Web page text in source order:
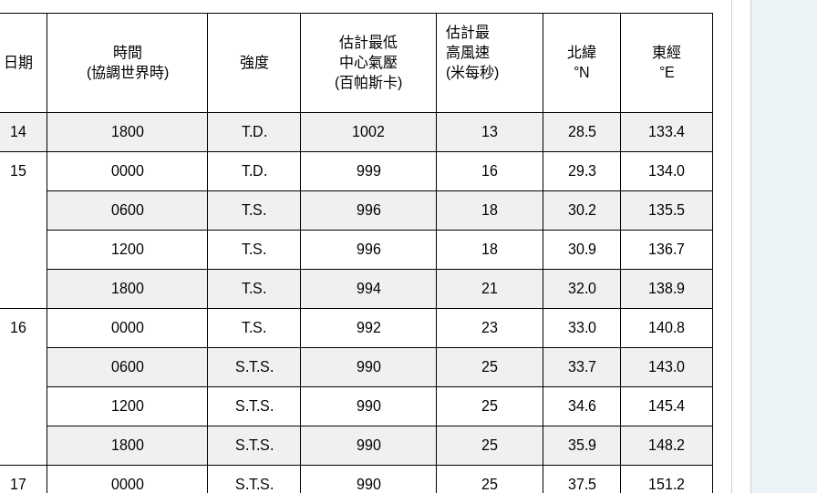
日期
時間
(協調世界時)
強度
估計最低
中心氣壓
(百帕斯卡)
估計最
高風速
(米每秒)
北緯
°N
東經
°E
14 1800 T.D. 1002 13 28.5 133.4
15 0000 T.D. 999 16 29.3 134.0
0600 T.S. 996 18 30.2 135.5
1200 T.S. 996 18 30.9 136.7
1800 T.S. 994 21 32.0 138.9
16 0000 T.S. 992 23 33.0 140.8
0600 S.T.S. 990 25 33.7 143.0
1200 S.T.S. 990 25 34.6 145.4
1800 S.T.S. 990 25 35.9 148.2
17 0000 S.T.S. 990 25 37.5 151.2